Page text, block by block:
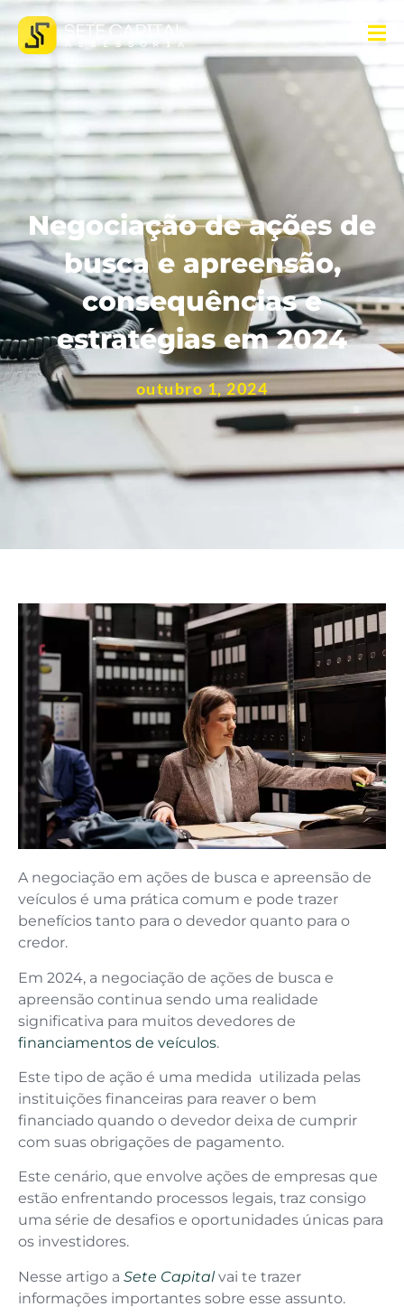
Negociação de ações de
busca e apreensão,
consequências e
estratégias em 2024
outubro 1, 2024
A negociação em ações de busca e apreensão de
veículos é uma prática comum e pode trazer
benefícios tanto para o devedor quanto para o
credor.
Em 2024, a negociação de ações de busca e
apreensão continua sendo uma realidade
significativa para muitos devedores de
financiamentos de veículos.
Este tipo de ação é uma medida utilizada pelas
instituições financeiras para reaver o bem
financiado quando o devedor deixa de cumprir
com suas obrigações de pagamento.
Este cenário, que envolve ações de empresas que
estão enfrentando processos legais, traz consigo
uma série de desafios e oportunidades únicas para
os investidores.
Nesse artigo a Sete Capitalvai te trazer
informações importantes sobre esse assunto.